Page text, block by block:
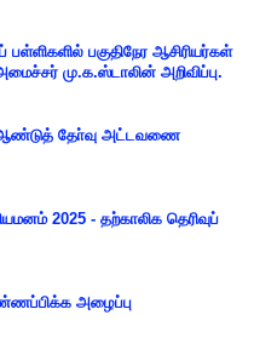
பகுதிநேர ஆசிரியர்கள்
மு.க.ஸ்டாலின் அறிவிப்பு.
ஆண்டுத் தோ்வு அட்டவணை
2025 - தற்காலிக தெரிவுப்
அழைப்பு